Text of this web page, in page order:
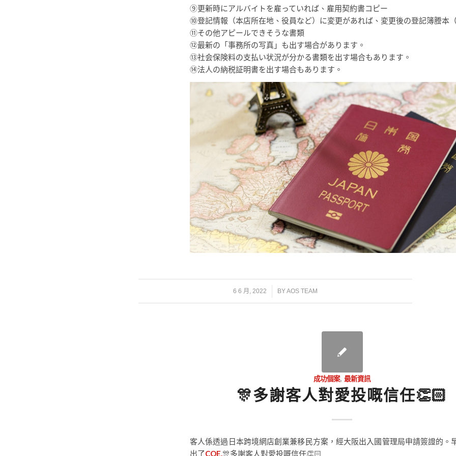
⑨更新時にアルバイトを雇っていれば、雇用契約書コピー
⑩登記情報（本店所在地、役員など）に変更があれば、変更後の登記簿謄本
⑪その他アピールできそうな書類
⑫最新の「事務所の写真」も出す場合があります。
⑬社会保険料の支払い状況が分かる書類を出す場合もあります。
⑭法人の納税証明書を出す場合もあります。
6 6 月, 2022
/ BYAOS TEAM
成功個案, 最新資訊
🎊多謝客人對愛投嘅信任👏🏻
客人係透過日本跨境網店創業兼移民方案，經大阪出入國管理局申請簽證的。
出了COE.🎊多謝客人對愛投嘅信任👏🏻